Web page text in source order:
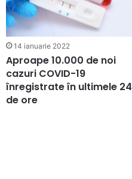
14 ianuarie 2022
Aproape 10.000 de noi
cazuri COVID-19
înregistrate în ultimele 24
de ore